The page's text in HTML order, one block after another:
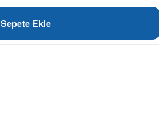
Sepete Ekle